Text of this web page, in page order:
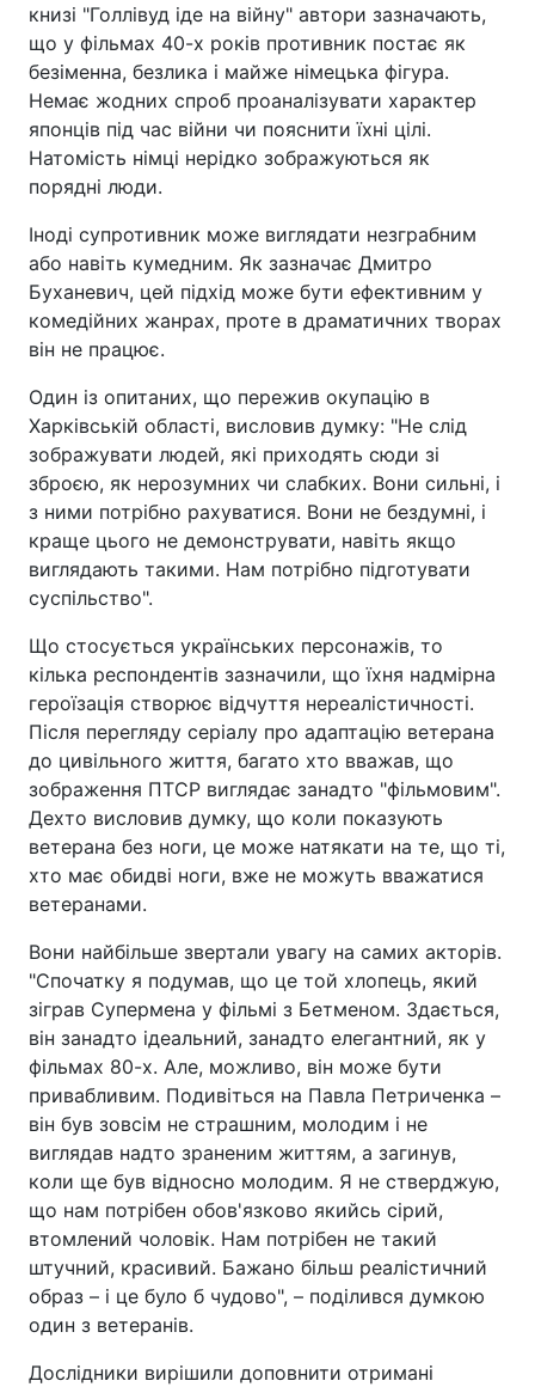
книзі "Голлівуд іде на війну" автори зазначають,
що у фільмах 40-х років противник постає як
безіменна, безлика і майже німецька фігура.
Немає жодних спроб проаналізувати характер
японців під час війни чи пояснити їхні цілі.
Натомість німці нерідко зображуються як
порядні люди.
Іноді супротивник може виглядати незграбним
або навіть кумедним. Як зазначає Дмитро
Буханевич, цей підхід може бути ефективним у
комедійних жанрах, проте в драматичних творах
він не працює.
Один із опитаних, що пережив окупацію в
Харківській області, висловив думку: "Не слід
зображувати людей, які приходять сюди зі
зброєю, як нерозумних чи слабких. Вони сильні, і
з ними потрібно рахуватися. Вони не бездумні, і
краще цього не демонструвати, навіть якщо
виглядають такими. Нам потрібно підготувати
суспільство".
Що стосується українських персонажів, то
кілька респондентів зазначили, що їхня надмірна
героїзація створює відчуття нереалістичності.
Після перегляду серіалу про адаптацію ветерана
до цивільного життя, багато хто вважав, що
зображення ПТСР виглядає занадто "фільмовим".
Дехто висловив думку, що коли показують
ветерана без ноги, це може натякати на те, що ті,
хто має обидві ноги, вже не можуть вважатися
ветеранами.
Вони найбільше звертали увагу на самих акторів.
"Спочатку я подумав, що це той хлопець, який
зіграв Супермена у фільмі з Бетменом. Здається,
він занадто ідеальний, занадто елегантний, як у
фільмах 80-х. Але, можливо, він може бути
привабливим. Подивіться на Павла Петриченка –
він був зовсім не страшним, молодим і не
виглядав надто зраненим життям, а загинув,
коли ще був відносно молодим. Я не стверджую,
що нам потрібен обов'язково якийсь сірий,
втомлений чоловік. Нам потрібен не такий
штучний, красивий. Бажано більш реалістичний
образ – і це було б чудово", – поділився думкою
один з ветеранів.
Дослідники вирішили доповнити отримані